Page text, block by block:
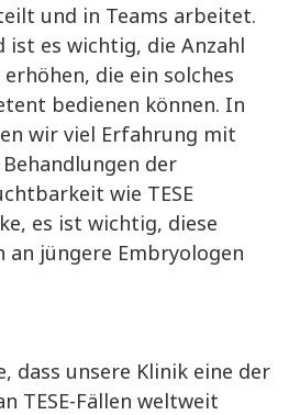
und in Teams arbeitet.
ist es wichtig, die Anzahl
die ein solches
bedienen können. In
wir viel Erfahrung mit
der
wie TESE
es ist wichtig, diese
an jüngere Embryologen
dass unsere Klinik eine der
TESE-Fällen weltweit